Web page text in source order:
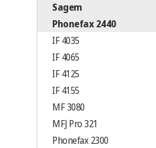
Sagem
IF 4035
IF 4065
IF 4125
IF 4155
MF 3080
MFJ Pro 321
Phonefax 2300
Phonefax 2440